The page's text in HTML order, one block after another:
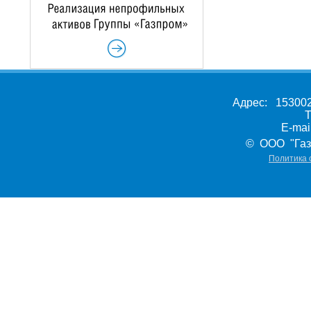
Адрес:
E-
© ООО
Политика